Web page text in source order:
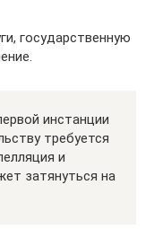
государственную
инстанции
требуется
и
затянуться на